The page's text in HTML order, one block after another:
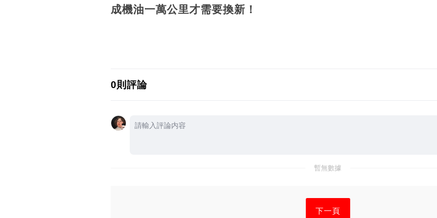
成機油一萬公里才需要換新！
0則評論
暫無數據
下一頁